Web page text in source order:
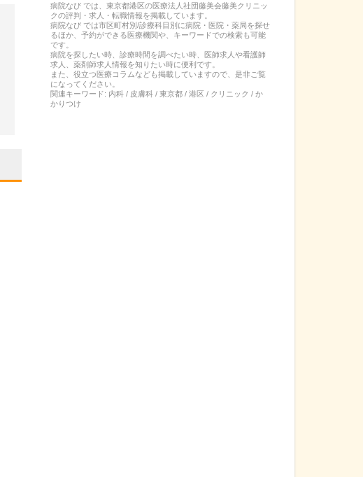
病院なび では、 東京都港区の医療法人社団藤美会藤美クリニッ
クの評判・求人・転職情報を掲載しています。
病院なび では市区町村別/診療科目別に病院・医院・薬局を探せ
るほか、予約ができる医療機関や、キーワードでの検索も可能
です。
病院を探したい時、診療時間を調べたい時、医師求人や看護師
求人、薬剤師求人情報を知りたい時に便利です。
また、役立つ医療コラムなども掲載していますので、是非ご覧
になってください。
関連キーワード: 内科 / 皮膚科 / 東京都 / 港区 / クリニック / か
かりつけ